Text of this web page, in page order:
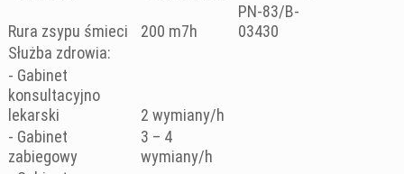
Rura zsypu śmieci 200 m7h
PN-83/B-
03430
Służba zdrowia:
- Gabinet
konsultacyjno
lekarski
2 wymiany/h
- Gabinet
zabiegowy
3 – 4
wymiany/h